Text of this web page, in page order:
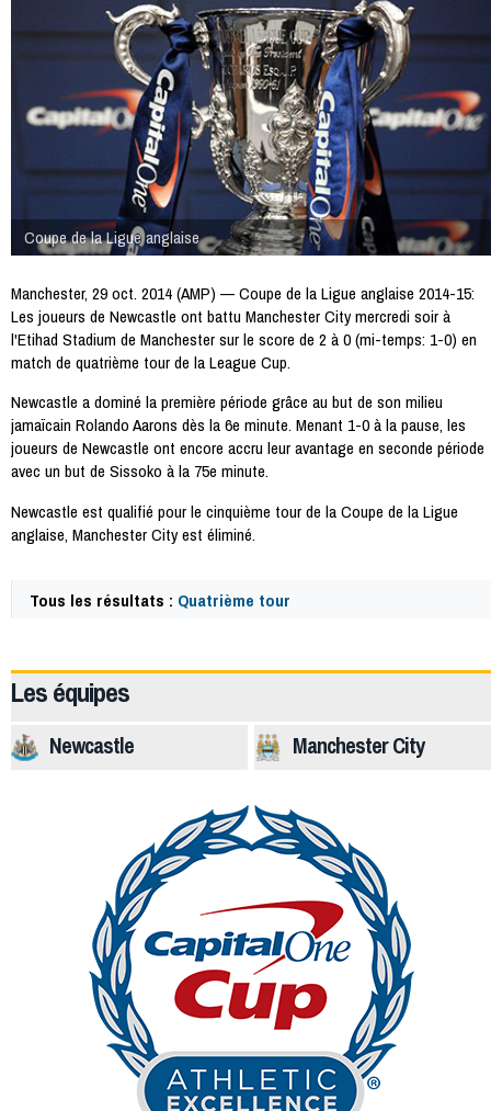
Coupe de la Ligue anglaise
Manchester, 29 oct. 2014 (AMP) — Coupe de la Ligue anglaise 2014-15:
Les joueurs de Newcastle ont battu Manchester City mercredi soir à
l'Etihad Stadium de Manchester sur le score de 2 à 0 (mi-temps: 1-0) en
match de quatrième tour de la League Cup.
Newcastle a dominé la première période grâce au but de son milieu
jamaïcain Rolando Aarons dès la 6e minute. Menant 1-0 à la pause, les
joueurs de Newcastle ont encore accru leur avantage en seconde période
avec un but de Sissoko à la 75e minute.
Newcastle est qualifié pour le cinquième tour de la Coupe de la Ligue
anglaise, Manchester City est éliminé.
Tous les résultats : Quatrième tour
Les équipes
Manchester City
Newcastle